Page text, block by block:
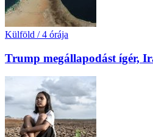
Külföld / 4 órája
Trump megállapodást ígér,